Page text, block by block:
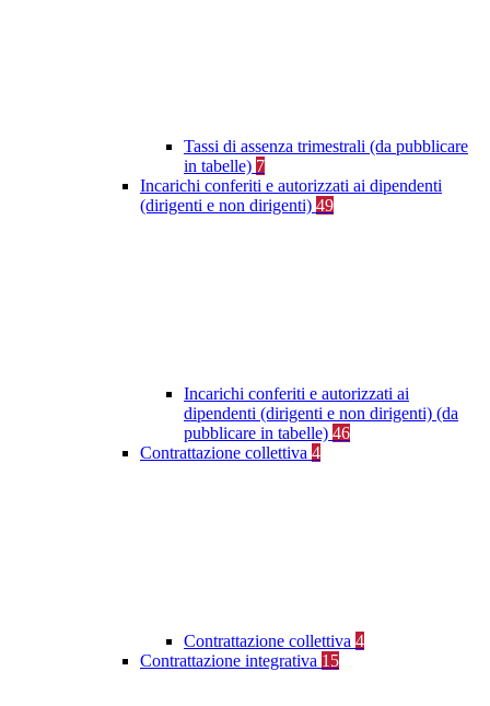
Tassi di assenza trimestrali (da pubblicare
in tabelle) 7
Incarichi conferiti e autorizzati ai dipendenti
(dirigenti e non dirigenti) 49
Incarichi conferiti e autorizzati ai
dipendenti (dirigenti e non dirigenti) (da
pubblicare in tabelle) 46
Contrattazione collettiva 4
Contrattazione collettiva 4
Contrattazione integrativa 15